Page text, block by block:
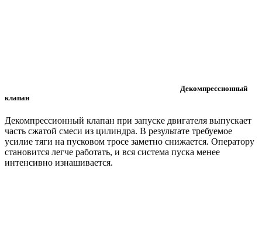
Декомпрессионный
клапан
Декомпрессионный клапан при запуске двигателя выпускает
часть сжатой смеси из цилиндра. В результате требуемое
усилие тяги на пусковом тросе заметно снижается. Оператору
становится легче работать, и вся система пуска менее
интенсивно изнашивается.